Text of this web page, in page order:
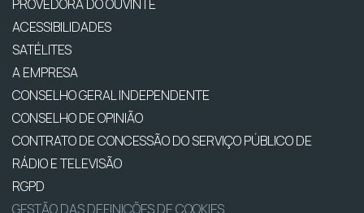
PROVEDORA DO OUVINTE
ACESSIBILIDADES
SATÉLITES
A EMPRESA
CONSELHO GERAL INDEPENDENTE
CONSELHO DE OPINIÃO
CONTRATO DE CONCESSÃO DO SERVIÇO PÚBLICO DE
RÁDIO E TELEVISÃO
RGPD
GESTÃO DAS DEFINIÇÕES DE COOKIES